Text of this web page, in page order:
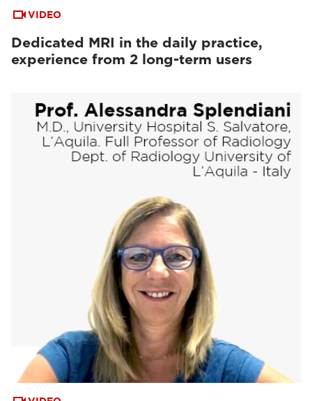
VIDEO
Dedicated MRI in the daily practice,
experience from 2 long-term users